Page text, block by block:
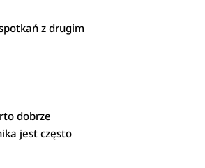
z drugim
dobrze
jest często